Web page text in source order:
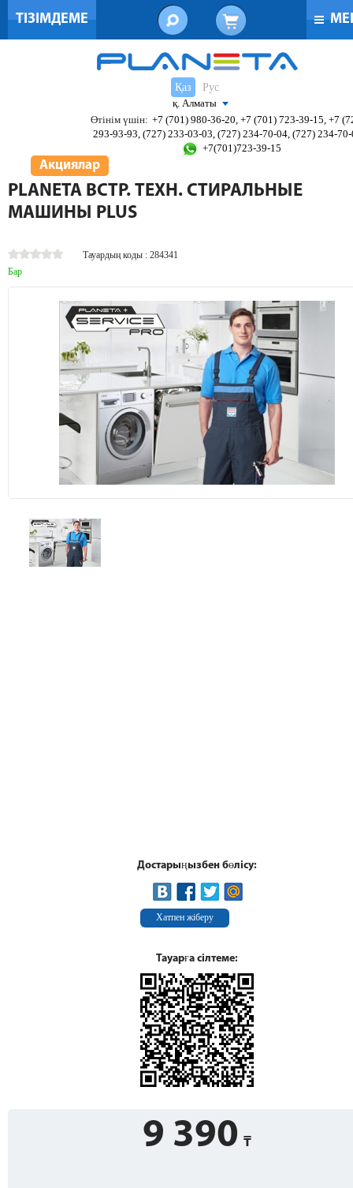
ТІЗІМДЕМЕ
Қаз
Рус
қ. Алматы
Өтінім үшін: +7 (701) 980-36-20, +7 (701) 723-39-15, +7
293-93-93, (727) 233-03-03, (727) 234-70-04, (727) 234-
+7(701)723-39-15
Акциялар
PLANETA ВСТР. ТЕХН. СТИРАЛЬНЫЕ
МАШИНЫ PLUS
Тауардың коды : 284341
Бар
Достарыңызбен бөлісу:
Хатпен жіберу
Тауарға сілтеме:
9 390